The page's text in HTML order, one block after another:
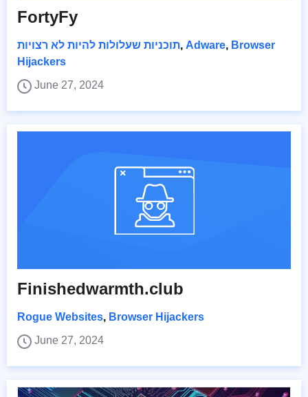
FortyFy
תוכניות שעלולות להיות לא רצויות, Adware, Browser
Hijackers
June 27, 2024
Finishedwarmth.club
Rogue Websites, Browser Hijackers
June 27, 2024